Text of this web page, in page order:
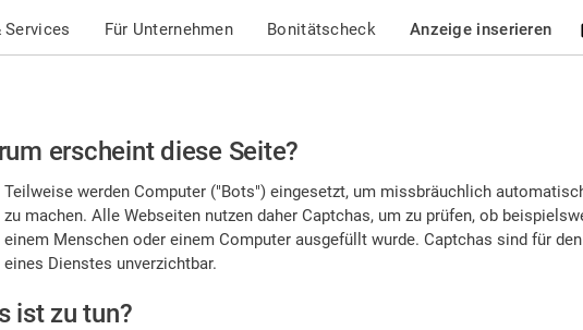
Services Für Unternehmen Bonitätscheck Anzeige inserieren
erscheint diese Seite?
Teilweise werden Computer ("Bots") eingesetzt, um missbräuchlich
zu machen. Alle Webseiten nutzen daher Captchas, um zu prüfen, ob
einem Menschen oder einem Computer ausgefüllt wurde. Captchas sind für
eines Dienstes unverzichtbar.
ist zu tun?